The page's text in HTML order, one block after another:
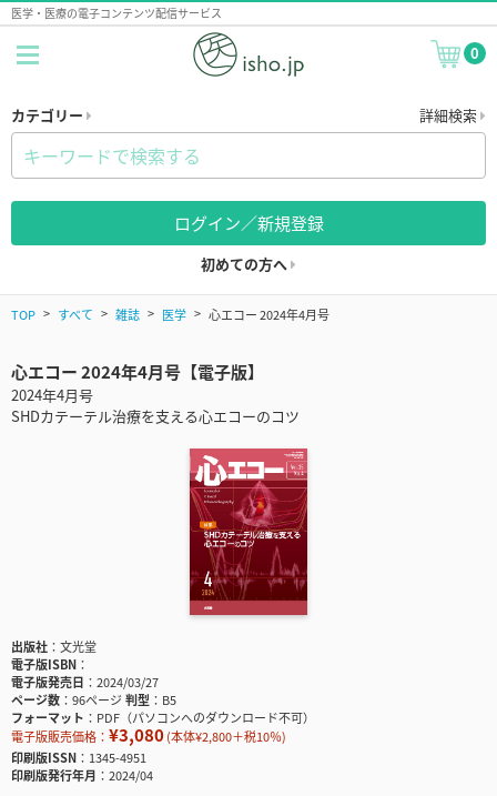
医学・医療の電子コンテンツ配信サービス
0
カテゴリー 詳細検索
ログイン／新規登録
初めての方へ
TOP すべて 雑誌 医学 心エコー 2024年4月号
心エコー 2024年4月号【電子版】
2024年4月号
SHDカテーテル治療を支える心エコーのコツ
出版社
文光堂
電子版ISBN
電子版発売日
2024/03/27
ページ数
96ページ判型
B5
フォーマット
PDF（パソコンへのダウンロード不可）
電子版販売価格： ¥3,080(本体¥2,800＋税10％)
印刷版ISSN
1345-4951
印刷版発行年月
2024/04